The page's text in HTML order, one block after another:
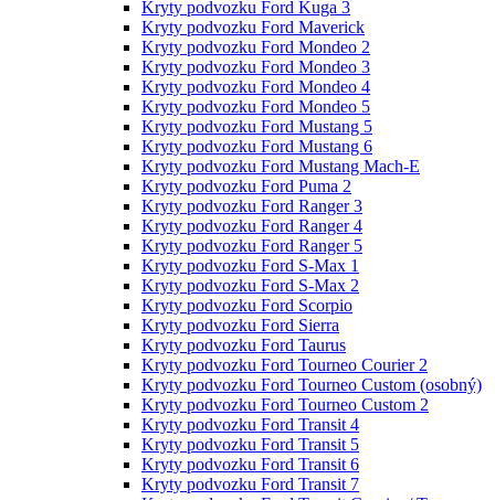
Kryty podvozku Ford Kuga 3
Kryty podvozku Ford Maverick
Kryty podvozku Ford Mondeo 2
Kryty podvozku Ford Mondeo 3
Kryty podvozku Ford Mondeo 4
Kryty podvozku Ford Mondeo 5
Kryty podvozku Ford Mustang 5
Kryty podvozku Ford Mustang 6
Kryty podvozku Ford Mustang Mach-E
Kryty podvozku Ford Puma 2
Kryty podvozku Ford Ranger 3
Kryty podvozku Ford Ranger 4
Kryty podvozku Ford Ranger 5
Kryty podvozku Ford S-Max 1
Kryty podvozku Ford S-Max 2
Kryty podvozku Ford Scorpio
Kryty podvozku Ford Sierra
Kryty podvozku Ford Taurus
Kryty podvozku Ford Tourneo Courier 2
Kryty podvozku Ford Tourneo Custom (osobný)
Kryty podvozku Ford Tourneo Custom 2
Kryty podvozku Ford Transit 4
Kryty podvozku Ford Transit 5
Kryty podvozku Ford Transit 6
Kryty podvozku Ford Transit 7